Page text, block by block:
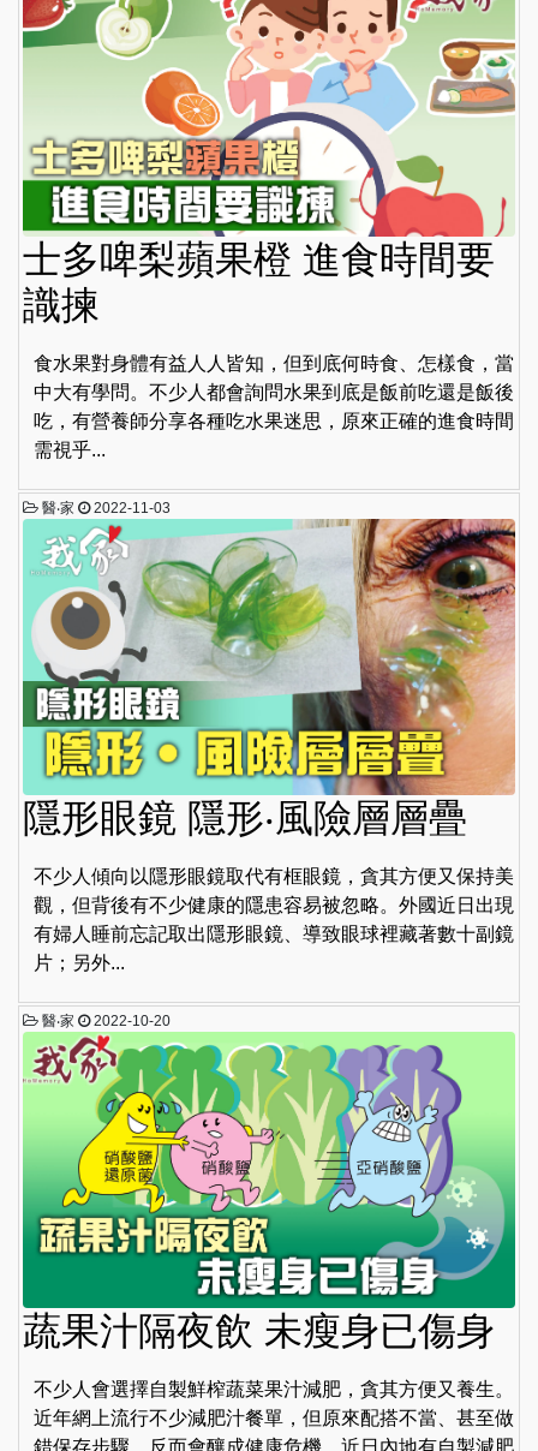
士多啤梨蘋果橙 進食時間要
識揀
食水果對身體有益人人皆知，但到底何時食、怎樣食，當
中大有學問。不少人都會詢問水果到底是飯前吃還是飯後
吃，有營養師分享各種吃水果迷思，原來正確的進食時間
需視乎...
醫‧家 2022-11-03
隱形眼鏡 隱形‧風險層層疊
不少人傾向以隱形眼鏡取代有框眼鏡，貪其方便又保持美
觀，但背後有不少健康的隱患容易被忽略。外國近日出現
有婦人睡前忘記取出隱形眼鏡、導致眼球裡藏著數十副鏡
片；另外...
醫‧家 2022-10-20
蔬果汁隔夜飲 未瘦身已傷身
不少人會選擇自製鮮榨蔬菜果汁減肥，貪其方便又養生。
近年網上流行不少減肥汁餐單，但原來配搭不當、甚至做